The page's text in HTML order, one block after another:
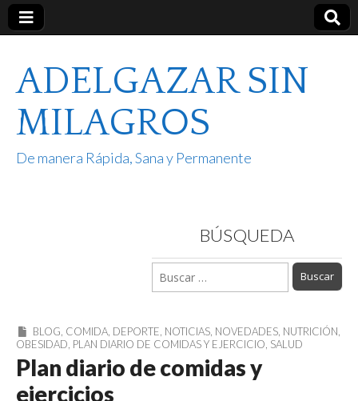
ADELGAZAR SIN
MILAGROS
De manera Rápida, Sana y Permanente
BÚSQUEDA
Buscar:
BLOG, COMIDA, DEPORTE, NOTICIAS, NOVEDADES, NUTRICIÓN,
OBESIDAD, PLAN DIARIO DE COMIDAS Y EJERCICIO, SALUD
Plan diario de comidas y
ejercicios